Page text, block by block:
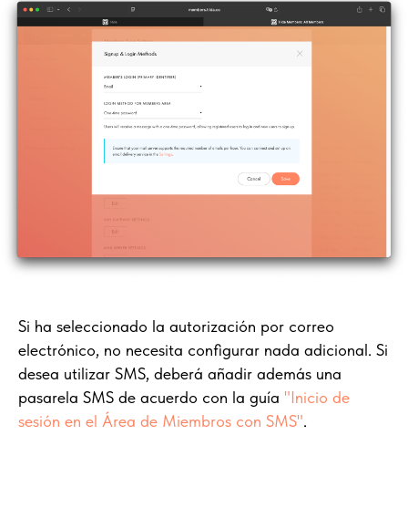
Si ha seleccionado la autorización por correo
electrónico, no necesita configurar nada adicional. Si
desea utilizar SMS, deberá añadir además una
pasarela SMS de acuerdo con la guía "Inicio de
sesión en el Área de Miembros con SMS".